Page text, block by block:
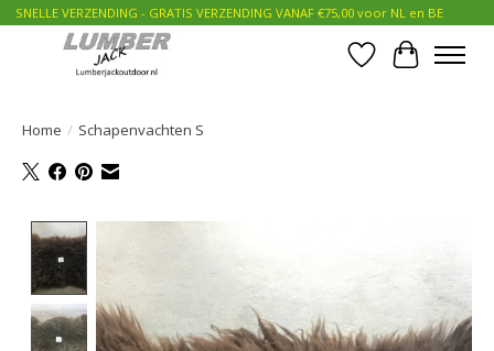
SNELLE VERZENDING - GRATIS VERZENDING VANAF €75,00 voor NL en BE
Verlanglijst
Home / Schapenvachten S